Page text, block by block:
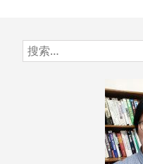
跳
至
搜
索：